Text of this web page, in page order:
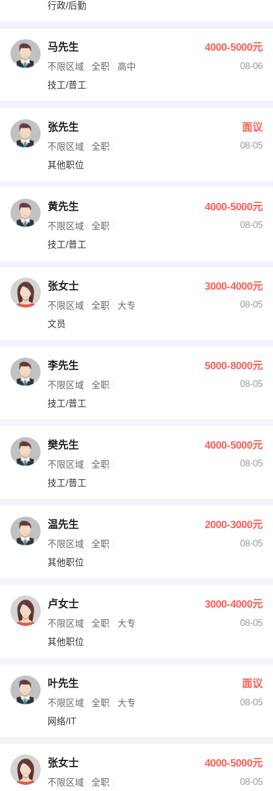
行政/后勤
马先生 4000-5000元
不限区域 全职 高中
08-06
技工/普工
张先生 面议
不限区域 全职
08-05
其他职位
黄先生 4000-5000元
不限区域 全职
08-05
技工/普工
张女士 3000-4000元
不限区域 全职 大专
08-05
文员
李先生 5000-8000元
不限区域 全职
08-05
技工/普工
樊先生 4000-5000元
不限区域 全职
08-05
技工/普工
温先生 2000-3000元
不限区域 全职
08-05
其他职位
卢女士 3000-4000元
不限区域 全职 大专
08-05
其他职位
叶先生 面议
不限区域 全职 大专
08-05
网络/IT
张女士 4000-5000元
不限区域 全职
08-05